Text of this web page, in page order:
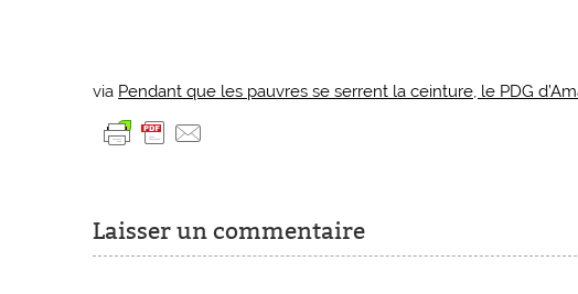
via Pendant que les pauvres se serrent la ceinture, le PDG
Laisser un commentaire